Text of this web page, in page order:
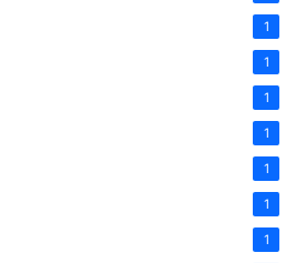
1
1
1
1
1
1
1